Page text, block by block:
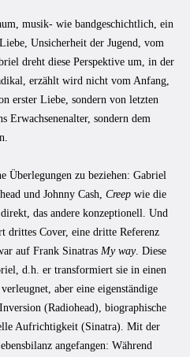
musik- wie bandgeschichtlich, ein
Unsicherheit der Jugend, vom
dreht diese Perspektive um, in der
erzählt wird nicht vom Anfang,
erster Liebe, sondern von letzten
Erwachsenenalter, sondern dem
Überlegungen zu beziehen: Gabriel
und Johnny Cash, Creep wie die
direkt, das andere konzeptionell. Und
drittes Cover, eine dritte Referenz
auf Frank Sinatras My way. Diese
d.h. er transformiert sie in einen
aber eine eigenständige
(Radiohead), biographische
Aufrichtigkeit (Sinatra). Mit der
angefangen: Während